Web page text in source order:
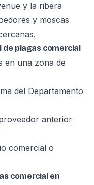
y la ribera
y moscas
plagas comercial
en una zona de
del Departamento
anterior
comercial o
comercial en